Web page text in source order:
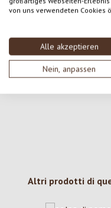
von uns verwendeten Cookies
Alle akzeptieren
Nein, anpassen
Visualizza le
Nessuna
con gli altri.
Salta la galleria dei
Altri prodotti di